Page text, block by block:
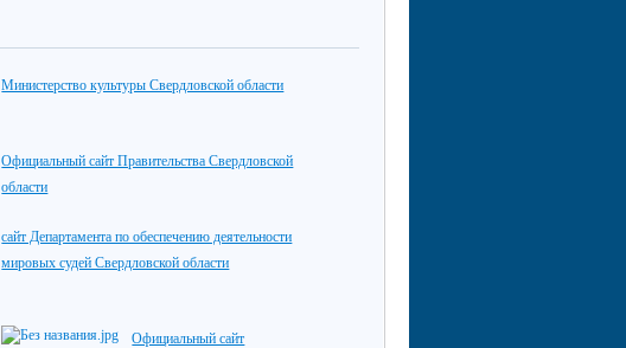
Министерство культуры Свердловской области
Официальный сайт Правительства Свердловской
области
сайт Департамента по обеспечению деятельности
мировых судей Свердловской области
Официальный сайт